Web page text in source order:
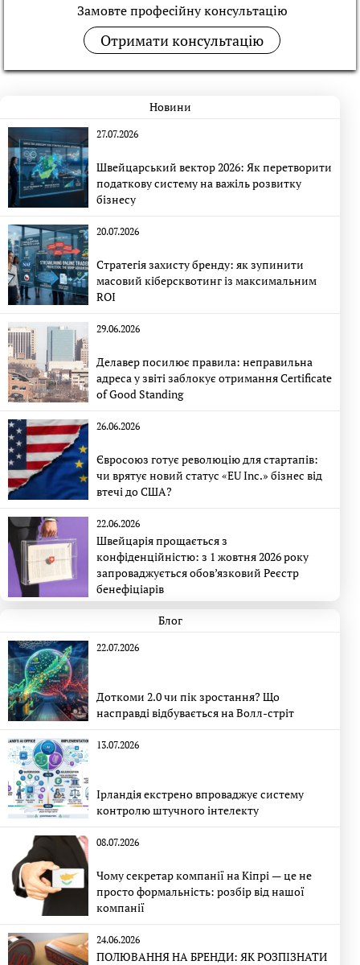
Замовте професійну консультацiю
Отримати консультацію
Новини
27.07.2026
Швейцарський вектор 2026: Як перетворити
податкову систему на важіль розвитку
бізнесу
20.07.2026
Стратегія захисту бренду: як зупинити
масовий кіберсквотинг із максимальним
ROI
29.06.2026
Делавер посилює правила: неправильна
адреса у звіті заблокує отримання Certificate
of Good Standing
26.06.2026
Євросоюз готує революцію для стартапів:
чи врятує новий статус «EU Inc.» бізнес від
втечі до США?
22.06.2026
Швейцарія прощається з
конфіденційністю: з 1 жовтня 2026 року
запроваджується обов’язковий Реєстр
бенефіціарів
Блог
22.07.2026
Доткоми 2.0 чи пік зростання? Що
насправді відбувається на Волл-стріт
13.07.2026
Ірландія екстрено впроваджує систему
контролю штучного інтелекту
08.07.2026
Чому секретар компанії на Кіпрі — це не
просто формальність: розбір від нашої
компанії
24.06.2026
ПОЛЮВАННЯ НА БРЕНДИ: ЯК РОЗПІЗНАТИ